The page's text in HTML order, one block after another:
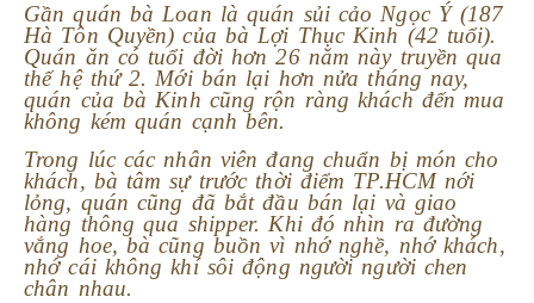
Gần quán bà Loan là quán sủi cảo Ngọc Ý (187
Hà Tôn Quyền) của bà Lợi Thục Kinh (42 tuổi).
Quán ăn có tuổi đời hơn 26 năm này truyền qua
thế hệ thứ 2. Mới bán lại hơn nửa tháng nay,
quán của bà Kinh cũng rộn ràng khách đến mua
không kém quán cạnh bên.
Trong lúc các nhân viên đang chuẩn bị món cho
khách, bà tâm sự trước thời điểm TP.HCM nới
lỏng, quán cũng đã bắt đầu bán lại và giao
hàng thông qua shipper. Khi đó nhìn ra đường
vắng hoe, bà cũng buồn vì nhớ nghề, nhớ khách,
nhớ cái không khí sôi động người người chen
chân nhau.